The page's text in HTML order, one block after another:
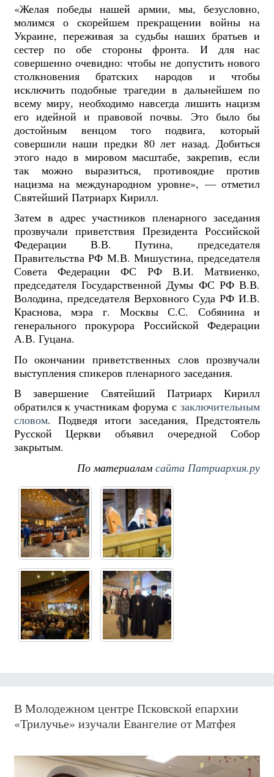
«Желая победы нашей армии, мы, безусловно,
молимся о скорейшем прекращении войны на
Украине, переживая за судьбы наших братьев и
сестер по обе стороны фронта. И для нас
совершенно очевидно: чтобы не допустить нового
столкновения братских народов и чтобы
исключить подобные трагедии в дальнейшем по
всему миру, необходимо навсегда лишить нацизм
его идейной и правовой почвы. Это было бы
достойным венцом того подвига, который
совершили наши предки 80 лет назад. Добиться
этого надо в мировом масштабе, закрепив, если
так можно выразиться, противоядие против
нацизма на международном уровне», — отметил
Святейший Патриарх Кирилл.
Затем в адрес участников пленарного заседания
прозвучали приветствия Президента Российской
Федерации В.В. Путина, председателя
Правительства РФ М.В. Мишустина, председателя
Совета Федерации ФС РФ В.И. Матвиенко,
председателя Государственной Думы ФС РФ В.В.
Володина, председателя Верховного Суда РФ И.В.
Краснова, мэра г. Москвы С.С. Собянина и
генерального прокурора Российской Федерации
А.В. Гуцана.
По окончании приветственных слов прозвучали
выступления спикеров пленарного заседания.
В завершение Святейший Патриарх Кирилл
обратился к участникам форума сзаключительным
словом. Подведя итоги заседания, Предстоятель
Русской Церкви объявил очередной Собор
закрытым.
По материаламсайта Патриархия.ру
В Молодежном центре Псковской епархии
«Трилучье» изучали Евангелие от Матфея